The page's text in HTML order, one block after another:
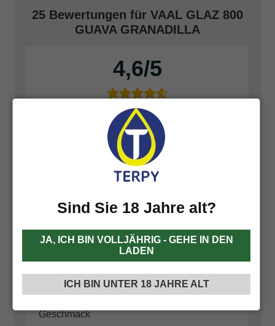
25 Bewertungen für VAAL GLAZ 800
GUAVA GRANADILLA
4,6
Basierend auf 25 Bewertungen
Füge deine Bewertung hinzu
Karl-heinz Birkhofer
4 März 2025
Geschmack
Sind Sie 18 Jahre alt?
JA, ICH BIN VOLLJÄHRIG - GEHE IN DEN
LADEN
ICH BIN UNTER 18 JAHRE ALT